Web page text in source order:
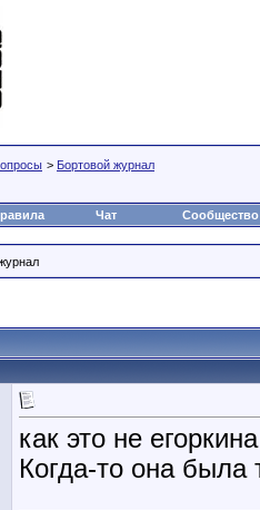
> Бортовой журнал
Чат Сообщество
как это не
Когда-то она была